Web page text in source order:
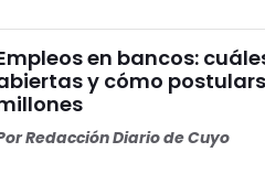
en bancos:
y cómo
Redacción Diario de Cuyo